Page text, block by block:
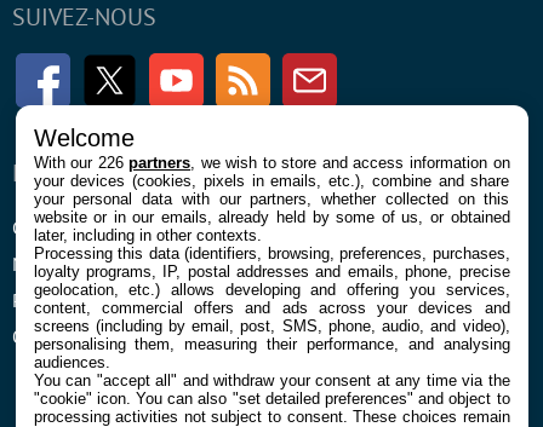
SUIVEZ-NOUS
FacebookTwitter Youtube RSS Newsletter
ENTREPRISE
Confidentialité et Cookies
Mentions légales et CGU
Préférences Cookies
Qui sommes nous
À PROPOS
Contact
Welcome
With our 226partners , we wish to store and access information on
your devices (cookies, pixels in emails, etc.), combine and share
your personal data with our partners, whether collected on this
website or in our emails, already held by some of us, or obtained
later, including in other contexts.
Processing this data (identifiers, browsing, preferences, purchases,
loyalty programs, IP, postal addresses and emails, phone, precise
geolocation, etc.) allows developing and offering you services,
content, commercial offers and ads across your devices and
screens (including by email, post, SMS, phone, audio, and video),
personalising them, measuring their performance, and analysing
audiences.
You can "accept all" and withdraw your consent at any time via the
"cookie" icon. You can also "set detailed preferences" and object to
processing activities not subject to consent. These choices remain